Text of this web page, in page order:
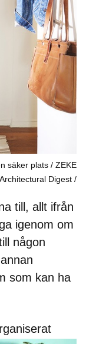
säker plats / ZEKE
Digest
till, allt ifrån
igenom om
någon
som kan ha